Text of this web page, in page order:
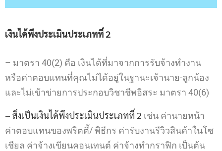
เงินได้พึงประเมินประเภทที่2
– มาตรา 40(2) คือ เงินได้ที่มาจากการรับจ้างทำงาน
หรือค่าตอบแทนที่คุณไม่ได้อยู่ในฐานะเจ้านาย-ลูกน้อง
และไม่เข้าข่ายการประกอบวิชาชีพอิสระ มาตรา 40(6)
– สิ่งเป็นเงินได้พึงประเมินประเภทที่ 2 เช่น ค่านายหน้า
ค่าตอบแทนของพริตตี้/ พิธีกร ค่ารับงานรีวิวสินค้าในโซ
เชียล ค่าจ้างเขียนคอนเทนต์ ค่าจ้างทำกราฟิก เป็นต้น